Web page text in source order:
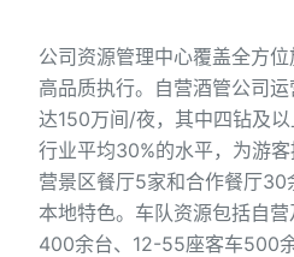
公司资源管理中心覆盖全方
高品质执行。自营酒管公司
达150万间/夜，其中四钻及
行业平均30%的水平，为游
营景区餐厅5家和合作餐厅30
本地特色。车队资源包括自
400余台、12-55座客车500